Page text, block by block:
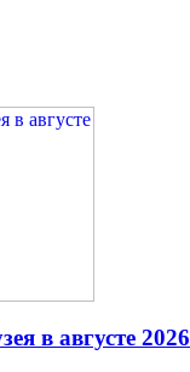
в августе 2026